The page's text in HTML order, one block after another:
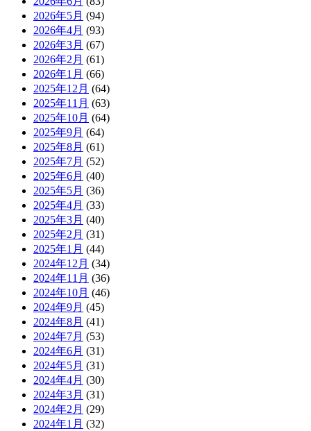
2026年5月 (94)
2026年4月 (93)
2026年3月 (67)
2026年2月 (61)
2026年1月 (66)
2025年12月 (64)
2025年11月 (63)
2025年10月 (64)
2025年9月 (64)
2025年8月 (61)
2025年7月 (52)
2025年6月 (40)
2025年5月 (36)
2025年4月 (33)
2025年3月 (40)
2025年2月 (31)
2025年1月 (44)
2024年12月 (34)
2024年11月 (36)
2024年10月 (46)
2024年9月 (45)
2024年8月 (41)
2024年7月 (53)
2024年6月 (31)
2024年5月 (31)
2024年4月 (30)
2024年3月 (31)
2024年2月 (29)
2024年1月 (32)